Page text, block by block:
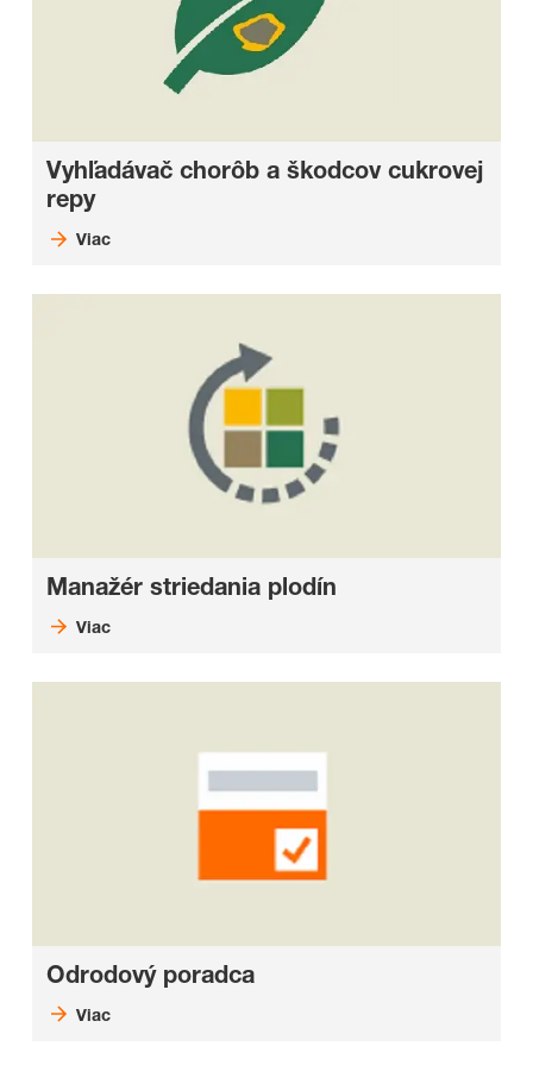
Vyhľadávač chorôb a škodcov cukrovej
repy
Viac
Manažér striedania plodín
Viac
Odrodový poradca
Viac